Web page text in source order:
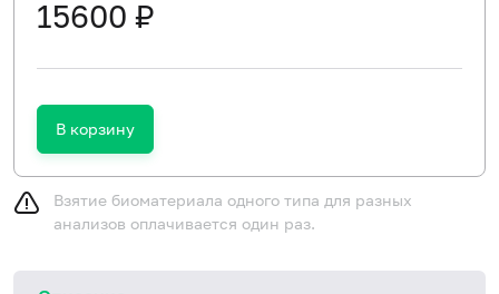
15600 ₽
В корзину
Взятие биоматериала одного типа для разных
анализов оплачивается один раз.